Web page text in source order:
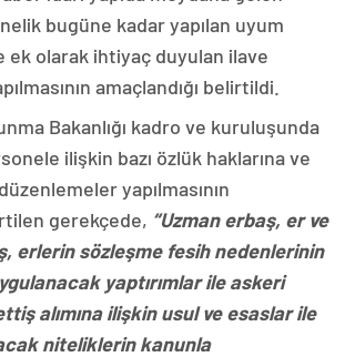
bugüne kadar yapılan uyum
ek olarak ihtiyaç duyulan ilave
amaçlandığı belirtildi.
Bakanlığı kadro ve kuruluşunda
ilişkin bazı özlük haklarına ve
yapılmasının
gerekçede, “Uzman erbaş, er ve
erlerin sözleşme fesih nedenlerinin
yaptırımlar ile askeri
alımına ilişkin usul ve esaslar ile
niteliklerin kanunla